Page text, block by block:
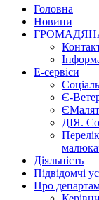
Головна
Новини
Е-сервіси
Є-
ДІЯ.
Діяльність
Підвідомчі
Про